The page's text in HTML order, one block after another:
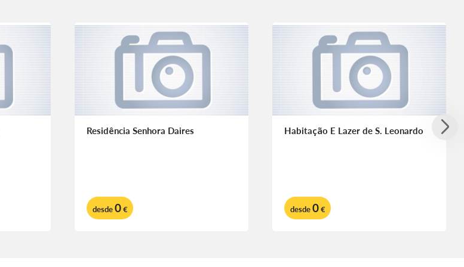
Residência Senhora Daires
desde0€
Habitação E Lazer de S. Leonardo
desde0€